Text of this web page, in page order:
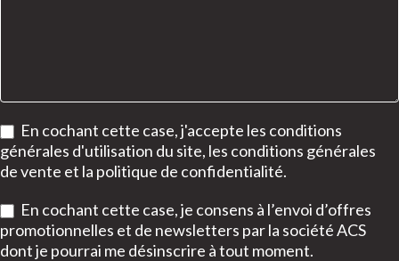
En cochant cette case, j'accepte les conditions
générales d'utilisation du site, les conditions générales
de vente et la politique de confidentialité.
En cochant cette case, je consens à l’envoi d’offres
promotionnelles et de newsletters par la société ACS
dont je pourrai me désinscrire à tout moment.